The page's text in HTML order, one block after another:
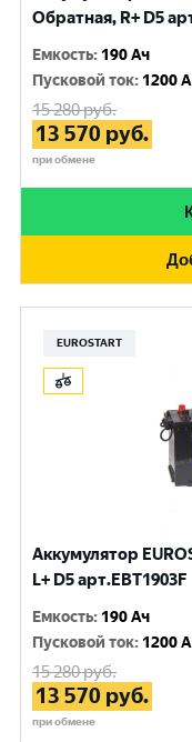
Обратная, R+ D5
Емкость: 190 Ач
Пусковой ток: 1200 A
15 280руб.
13 570 руб.
при обмене
EUROSTART
Аккумулятор
L+ D5 арт.EBT1903F
Емкость: 190 Ач
Пусковой ток: 1200 A
15 280руб.
13 570 руб.
при обмене